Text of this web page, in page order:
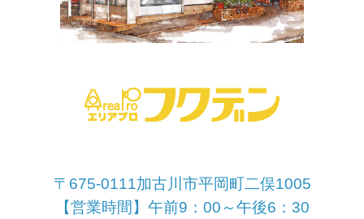
〒675-0111加古川市平岡町二俣1005
【営業時間】午前9：00～午後6：30